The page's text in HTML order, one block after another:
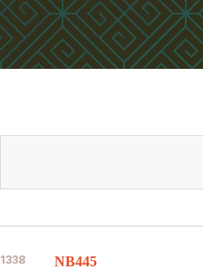
1338 NB445